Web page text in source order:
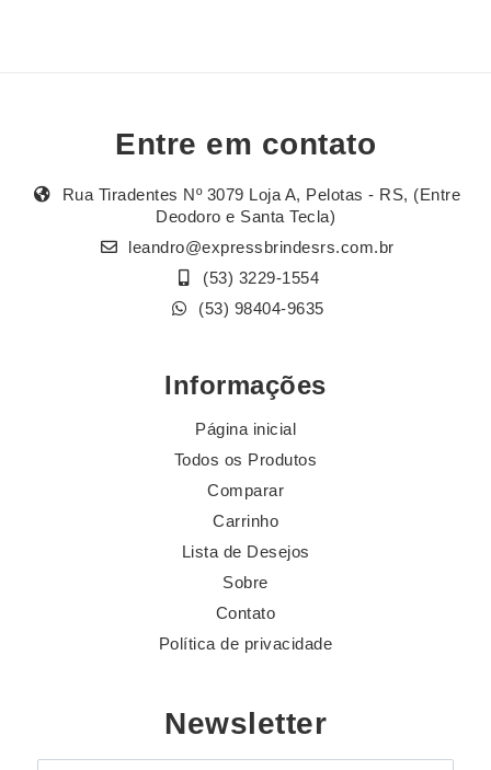
Entre em contato
Rua Tiradentes Nº 3079 Loja A, Pelotas - RS, (Entre
Deodoro e Santa Tecla)
leandro@expressbrindesrs.com.br
(53) 3229-1554
(53) 98404-9635
Informações
Página inicial
Todos os Produtos
Comparar
Carrinho
Lista de Desejos
Sobre
Contato
Política de privacidade
Newsletter